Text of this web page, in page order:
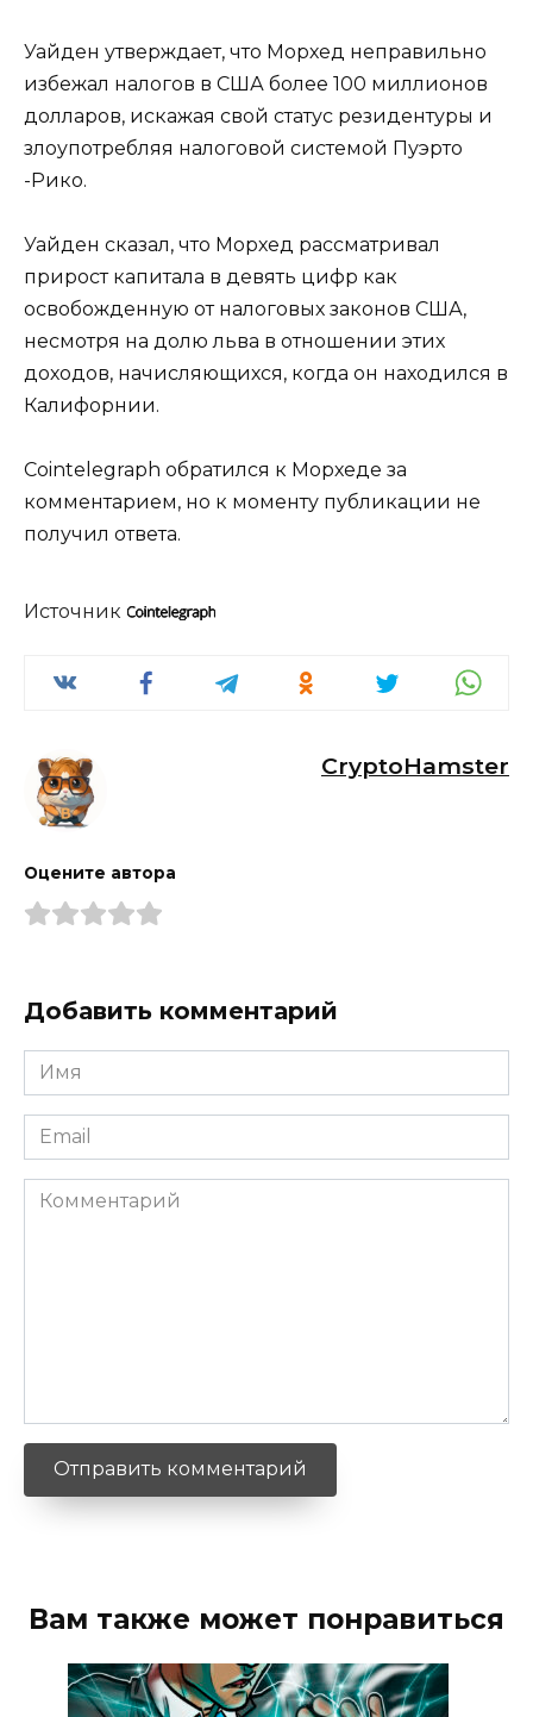
Уайден утверждает, что Морхед неправильно
избежал налогов в США более 100 миллионов
долларов, искажая свой статус резидентуры и
злоупотребляя налоговой системой Пуэрто
-Рико.
Уайден сказал, что Морхед рассматривал
прирост капитала в девять цифр как
освобожденную от налоговых законов США,
несмотря на долю льва в отношении этих
доходов, начисляющихся, когда он находился в
Калифорнии.
Cointelegraph обратился к Морхеде за
комментарием, но к моменту публикации не
получил ответа.
Источник
CryptoHamster
Оцените автора
Добавить комментарий
Имя
*
Email
*
Комментарий
Вам также может понравиться